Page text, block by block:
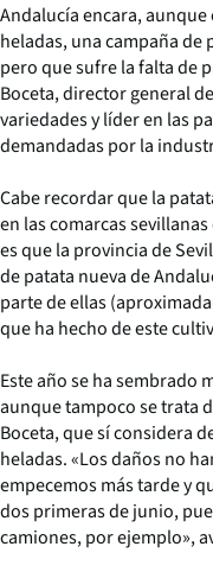
Andalucía encara,
heladas, una campaña de
pero que sufre la falta de
Boceta, director general
variedades y líder en las
demandadas por la
Cabe recordar que la
en las comarcas sevillanas
es que la provincia de
de patata nueva de
parte de ellas
que ha hecho de este
Este año se ha sembrado
aunque tampoco se trata
Boceta, que sí considera
heladas. «Los daños no
empecemos más tarde y
dos primeras de junio,
camiones, por ejemplo»,